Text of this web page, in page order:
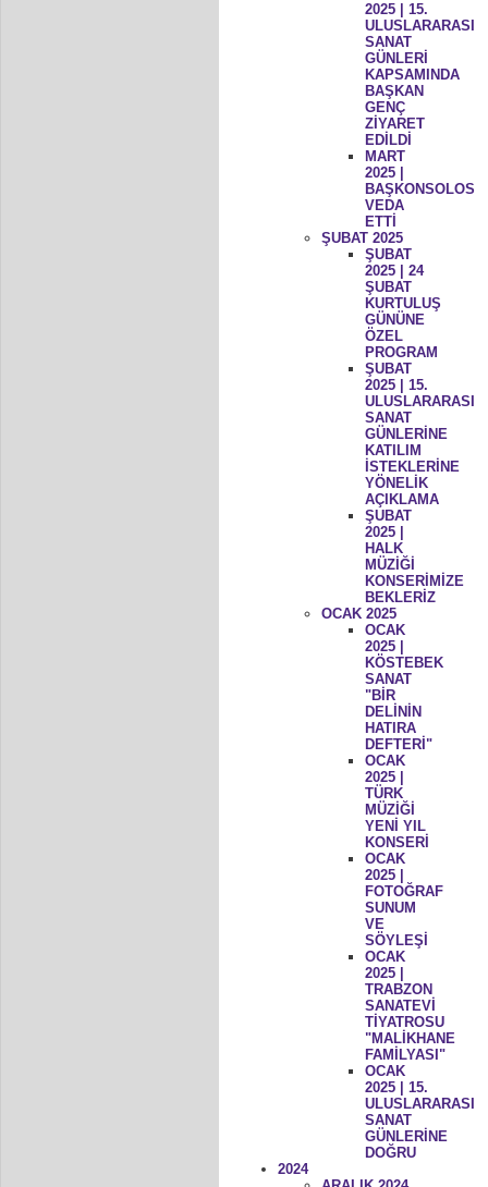
2025 | 15.
ULUSLARARASI
SANAT
GÜNLERİ
KAPSAMINDA
BAŞKAN
GENÇ
ZİYARET
EDİLDİ
MART
2025 |
BAŞKONSOLOS
VEDA
ETTİ
ŞUBAT 2025
ŞUBAT
2025 | 24
ŞUBAT
KURTULUŞ
GÜNÜNE
ÖZEL
PROGRAM
ŞUBAT
2025 | 15.
ULUSLARARASI
SANAT
GÜNLERİNE
KATILIM
İSTEKLERİNE
YÖNELİK
AÇIKLAMA
ŞUBAT
2025 |
HALK
MÜZİĞİ
KONSERİMİZE
BEKLERİZ
OCAK 2025
OCAK
2025 |
KÖSTEBEK
SANAT
"BİR
DELİNİN
HATIRA
DEFTERİ"
OCAK
2025 |
TÜRK
MÜZİĞİ
YENİ YIL
KONSERİ
OCAK
2025 |
FOTOĞRAF
SUNUM
VE
SÖYLEŞİ
OCAK
2025 |
TRABZON
SANATEVİ
TİYATROSU
"MALİKHANE
FAMİLYASI"
OCAK
2025 | 15.
ULUSLARARASI
SANAT
GÜNLERİNE
DOĞRU
2024